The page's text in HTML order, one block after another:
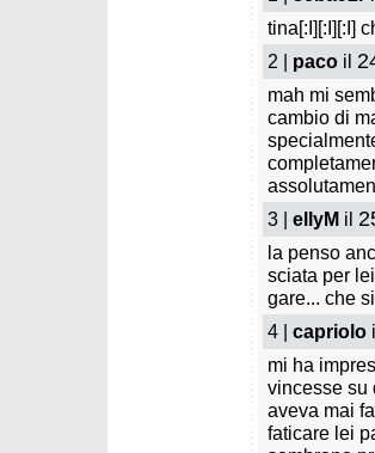
martedì 24 marzo
Pinheiro
l'ultimo
coppa a
tina[:I][:I][:I]
2 | paco il
mah mi
cambio di
3 | ellyM il
la penso
sciata per
gare... che
4 | capriolo
mi ha
vincesse su
aveva mai
faticare lei